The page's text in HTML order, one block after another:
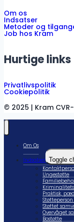
Om os
Indsatser
Metoder og
Job hos Kram
Hurtige links
Privatlivspolitik
Cookiepolitik
© 2025 | Kram
Om Os
Indsatser Toggle
Ungestøtte
Praktisk,
Støttet
Overvåget
Bostøtte